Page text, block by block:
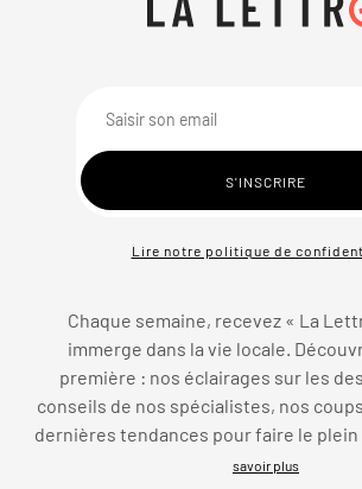
Lire notre politique de
Chaque semaine, recevez « La
immerge dans la vie locale.
première : nos éclairages sur les
conseils de nos spécialistes, nos
dernières tendances pour faire le plein
savoir plus